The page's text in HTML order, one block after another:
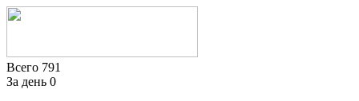
Всего 791
За день 0